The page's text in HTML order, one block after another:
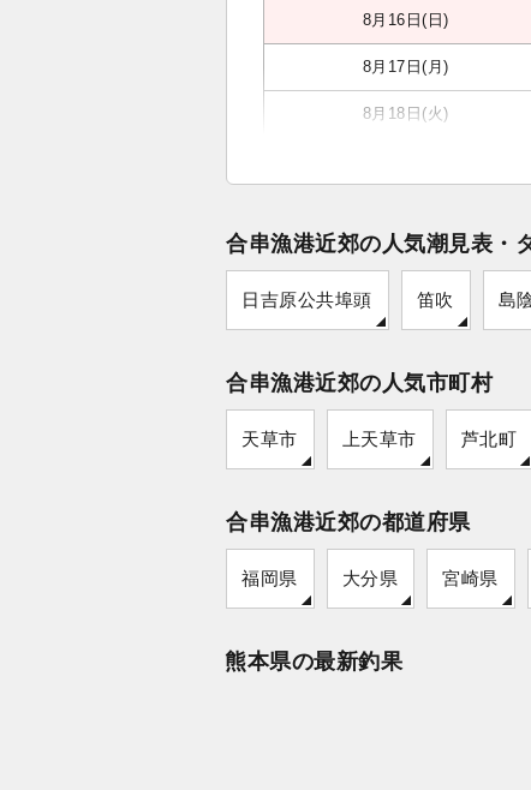
8月16日(日)
8月17日(月)
8月18日(火)
合串漁港近郊の人気潮見表・
日吉原公共埠頭 笛吹 島
合串漁港近郊の人気市町村
天草市 上天草市 芦北町
合串漁港近郊の都道府県
福岡県 大分県 宮崎県
熊本県の最新釣果